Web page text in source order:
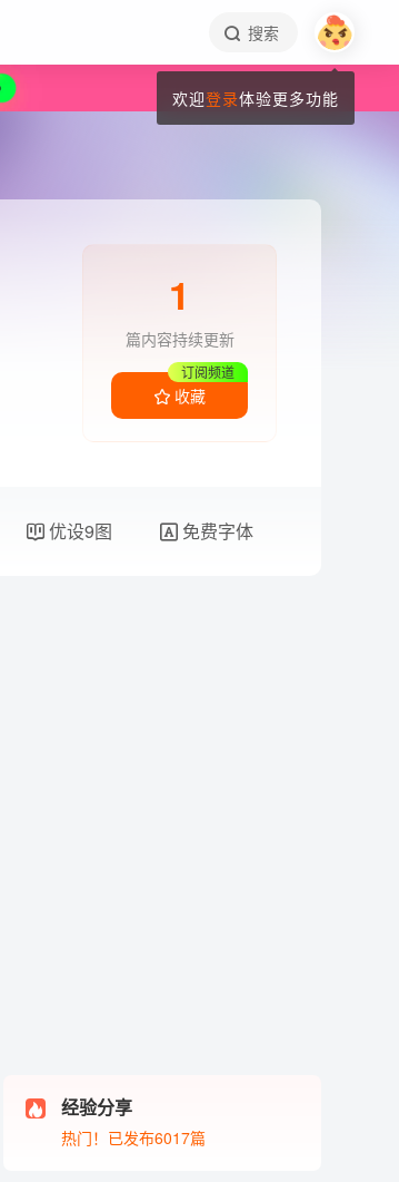
搜索
1
篇内容持续更新
收藏
订阅频道
优设9图 免费字体
经验分享
热门！已发布6017篇
欢迎登录体验更多功能